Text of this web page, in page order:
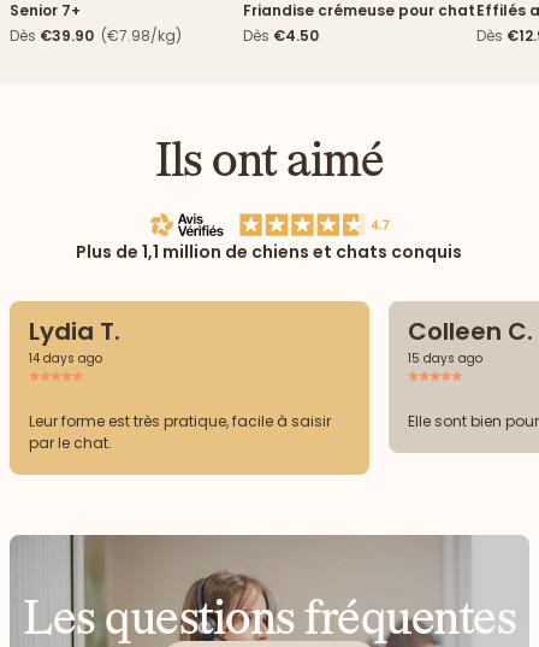
Senior 7+
Dès €39.90 (€7.98/kg)
Friandise crémeuse pour chat
Dès €4.50
Effilés
Dès
Ils ont aimé
Plus de 1,1 million de chiens et chats conquis
Lydia T.
14 days ago
Leur forme est très pratique, facile à saisir
par le chat.
Colleen C.
15 days ago
Elle sont bien
Les questions fréquentes